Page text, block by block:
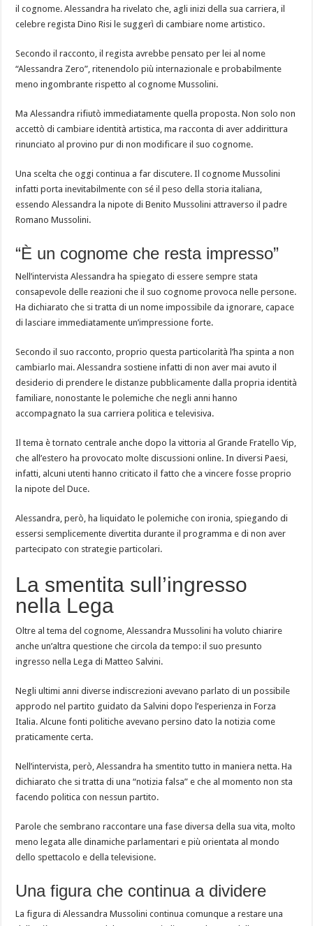
il cognome. Alessandra ha rivelato che, agli inizi della sua carriera, il
celebre regista Dino Risi le suggerì di cambiare nome artistico.
Secondo il racconto, il regista avrebbe pensato per lei al nome
“Alessandra Zero”, ritenendolo più internazionale e probabilmente
meno ingombrante rispetto al cognome Mussolini.
Ma Alessandra rifiutò immediatamente quella proposta. Non solo non
accettò di cambiare identità artistica, ma racconta di aver addirittura
rinunciato al provino pur di non modificare il suo cognome.
Una scelta che oggi continua a far discutere. Il cognome Mussolini
infatti porta inevitabilmente con sé il peso della storia italiana,
essendo Alessandra la nipote di Benito Mussolini attraverso il padre
Romano Mussolini.
“È un cognome che resta impresso”
Nell’intervista Alessandra ha spiegato di essere sempre stata
consapevole delle reazioni che il suo cognome provoca nelle persone.
Ha dichiarato che si tratta di un nome impossibile da ignorare, capace
di lasciare immediatamente un’impressione forte.
Secondo il suo racconto, proprio questa particolarità l’ha spinta a non
cambiarlo mai. Alessandra sostiene infatti di non aver mai avuto il
desiderio di prendere le distanze pubblicamente dalla propria identità
familiare, nonostante le polemiche che negli anni hanno
accompagnato la sua carriera politica e televisiva.
Il tema è tornato centrale anche dopo la vittoria al Grande Fratello Vip,
che all’estero ha provocato molte discussioni online. In diversi Paesi,
infatti, alcuni utenti hanno criticato il fatto che a vincere fosse proprio
la nipote del Duce.
Alessandra, però, ha liquidato le polemiche con ironia, spiegando di
essersi semplicemente divertita durante il programma e di non aver
partecipato con strategie particolari.
La smentita sull’ingresso
nella Lega
Oltre al tema del cognome, Alessandra Mussolini ha voluto chiarire
anche un’altra questione che circola da tempo: il suo presunto
ingresso nella Lega di Matteo Salvini.
Negli ultimi anni diverse indiscrezioni avevano parlato di un possibile
approdo nel partito guidato da Salvini dopo l’esperienza in Forza
Italia. Alcune fonti politiche avevano persino dato la notizia come
praticamente certa.
Nell’intervista, però, Alessandra ha smentito tutto in maniera netta. Ha
dichiarato che si tratta di una “notizia falsa” e che al momento non sta
facendo politica con nessun partito.
Parole che sembrano raccontare una fase diversa della sua vita, molto
meno legata alle dinamiche parlamentari e più orientata al mondo
dello spettacolo e della televisione.
Una figura che continua a dividere
La figura di Alessandra Mussolini continua comunque a restare una